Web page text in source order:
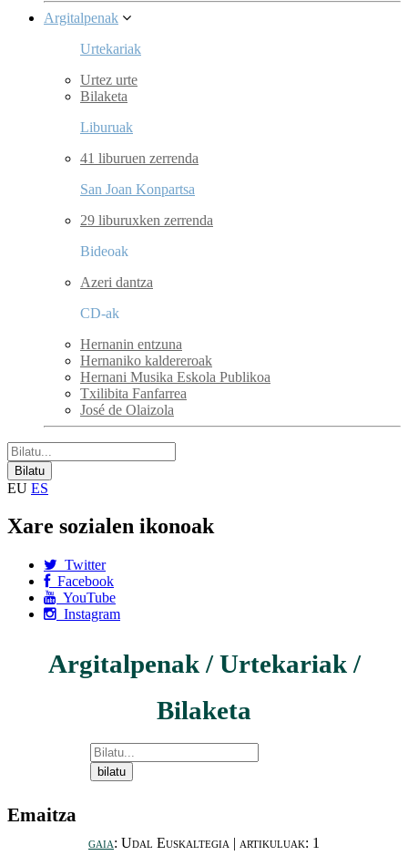
Argitalpenak
Urtekariak
Urtez urte
Bilaketa
Liburuak
41 liburuen zerrenda
San Joan Konpartsa
29 liburuxken zerrenda
Bideoak
Azeri dantza
CD-ak
Hernanin entzuna
Hernaniko kaldereroak
Hernani Musika Eskola Publikoa
Txilibita Fanfarrea
José de Olaizola
EU ES
Xare sozialen ikonoak
Twitter
Facebook
YouTube
Instagram
Argitalpenak / Urtekariak /
Bilaketa
Emaitza
gaia: Udal Euskaltegia | artikuluak: 1